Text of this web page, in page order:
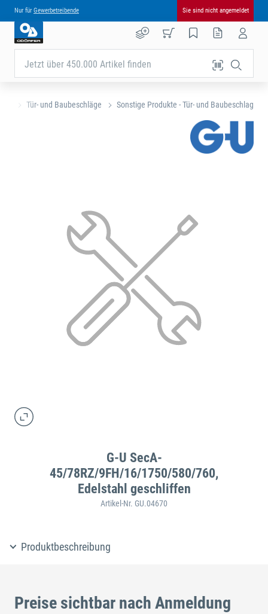
Nur für Gewerbetreibende Sie sind nicht angemeldet
Jetzt über 450.000 Artikel finden
Tür- und Baubeschläge Sonstige Produkte - Tür- und Baubeschlag
G-U SecA-
45/78RZ/9FH/16/1750/580/760,
Edelstahl geschliffen
Artikel-Nr. GU.04670
Produktbeschreibung
Preise sichtbar nach Anmeldung